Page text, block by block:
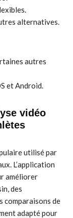
alternatives.
autres
et Android.
vidéo
utilisé par
L’application
améliorer
des
comparaisons de
adapté pour